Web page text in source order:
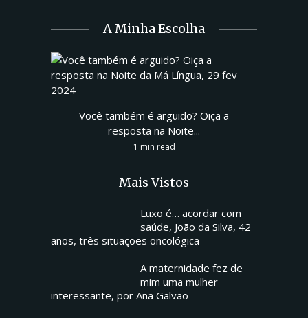
A Minha Escolha
Você também é arguido? Oiça a
resposta na Noite...
1 min read
Mais Vistos
Luxo é… acordar com
saúde, João da Silva, 42
anos, três situações oncológica
A maternidade fez de
mim uma mulher
interessante, por Ana Galvão